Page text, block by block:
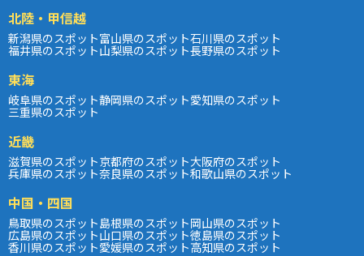
北陸・甲信越
新潟県のスポット富山県のスポット石川県のスポット
福井県のスポット山梨県のスポット長野県のスポット
東海
岐阜県のスポット静岡県のスポット愛知県のスポット
三重県のスポット
近畿
滋賀県のスポット京都府のスポット大阪府のスポット
兵庫県のスポット奈良県のスポット和歌山県のスポット
中国・四国
鳥取県のスポット島根県のスポット岡山県のスポット
広島県のスポット山口県のスポット徳島県のスポット
香川県のスポット愛媛県のスポット高知県のスポット